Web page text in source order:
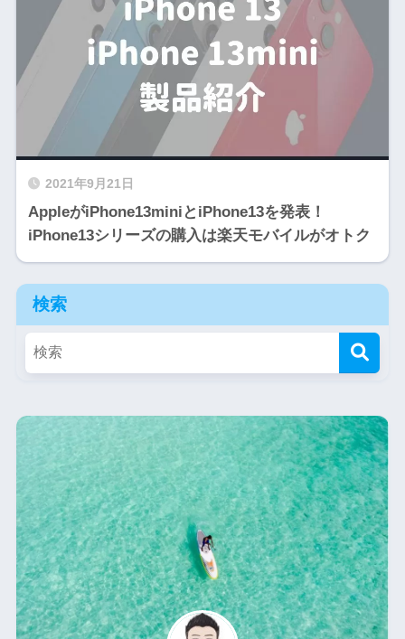
2021年9月21日
AppleがiPhone13miniとiPhone13を発表！
iPhone13シリーズの購入は楽天モバイルがオトク
検索